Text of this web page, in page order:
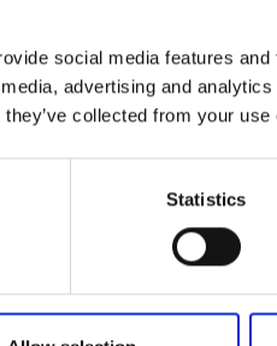
social media features
advertising and
collected from your
Statistics